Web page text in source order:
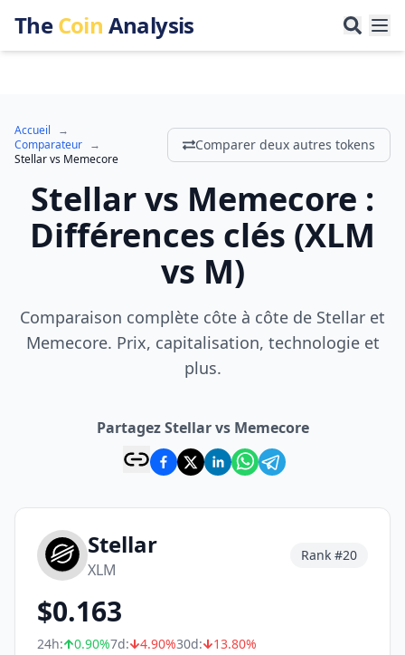
TheCoin Analysis
Accueil
→
Comparateur →
Stellarvs Memecore
Comparer deux autres tokens
Stellarvs Memecore :
Différences clés (XLM
vs M)
Comparaison complète côte à côte de Stellar et
Memecore. Prix, capitalisation, technologie et
plus.
Partagez Stellar vs Memecore
Stellar
XLM
Rank #20
$0.163
24h: 0.90%7d: 4.90%30d: 13.80%